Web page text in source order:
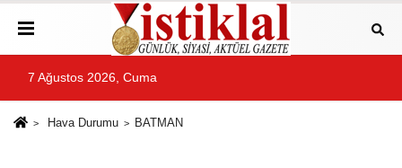
7 Ağustos 2026, Cuma
Hava Durumu BATMAN